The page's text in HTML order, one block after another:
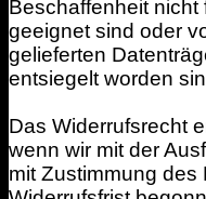
Beschaffenheit
geeignet sind oder
gelieferten
entsiegelt worden
Das Widerrufsrecht
wenn wir mit der
mit Zustimmung